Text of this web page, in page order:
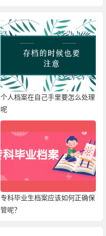
个人档案在自己手里要怎么处理
呢
专科毕业生档案应该如何正确保
管呢？